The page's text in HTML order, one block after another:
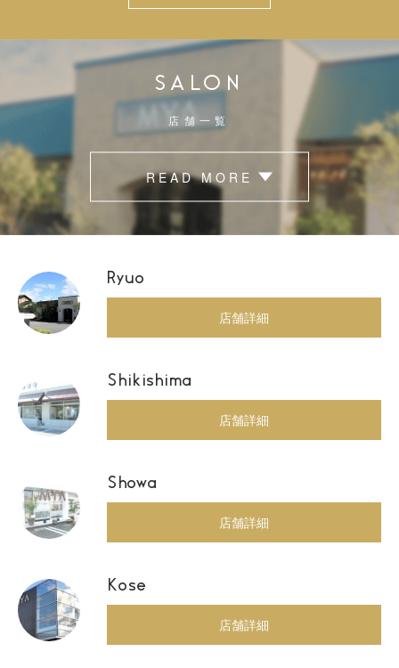
SALON
店舗一覧
READ MORE
Ryuo
店舗詳細
Shikishima
店舗詳細
Showa
店舗詳細
Kose
店舗詳細